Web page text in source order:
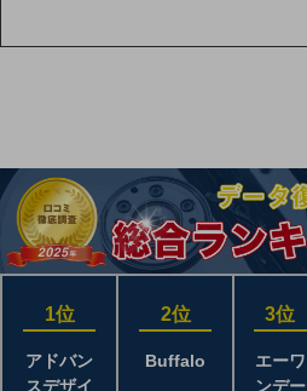
1位
アドバン
スデザイ
2位
Buffalo
3位
エーワ
ンデー